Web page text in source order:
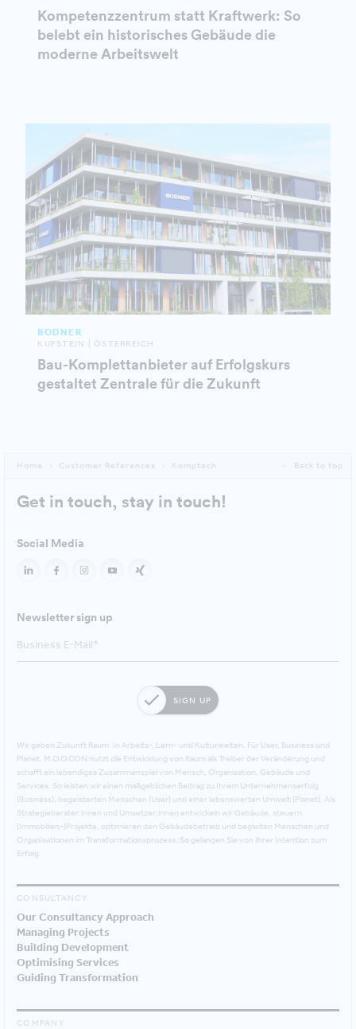
Kompetenzzentrum statt Kraftwerk: So
belebt ein historisches Gebäude die
moderne Arbeitswelt
BODNER
KUFSTEIN | ÖSTERREICH
Bau-Komplettanbieter auf Erfolgskurs
gestaltet Zentrale für die Zukunft
Home Customer References Komptech Back to top
Get in touch, stay in touch!
Social Media
Newsletter sign up
SIGN UP
Wir geben Zukunft Raum. In Arbeits-, Lern- und Kulturwelten. Für User, Business und
Planet. M.O.O.CON nutzt die Entwicklung von Raum als Treiber der Veränderung und
schafft ein lebendiges Zusammenspiel von Mensch, Organisation, Gebäude und
Services. So leisten wir einen maßgeblichen Beitrag zu Ihrem Unternehmenserfolg
(Business), begeisterten Menschen (User) und einer lebenswerten Umwelt (Planet). Als
Strategieberater:innen und Umsetzer:innen entwickeln wir Gebäude, steuern
(Immobilien-)Projekte, optimieren den Gebäudebetrieb und begleiten Menschen und
Organisationen im Transformationsprozess. So gelangen Sie von Ihrer Intention zum
Erfolg.
CONSULTANCY
Our Consultancy Approach
Managing Projects
Building Development
Optimising Services
Guiding Transformation
COMPANY